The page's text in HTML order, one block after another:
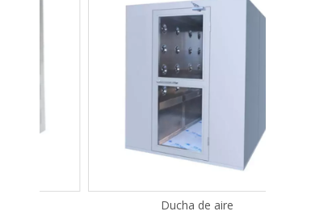
Ducha de aire